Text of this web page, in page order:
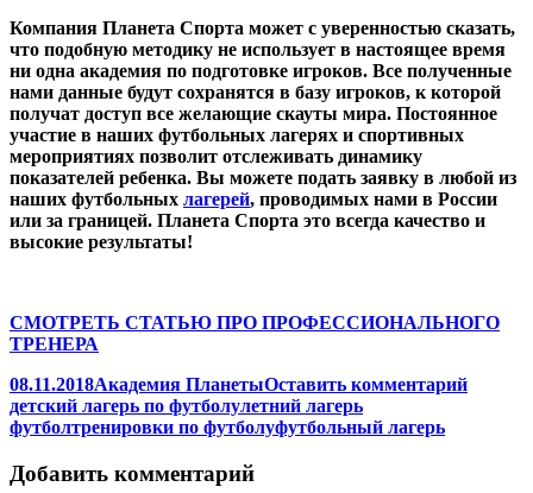
Компания Планета Спорта может с уверенностью сказать,
что подобную методику не использует в настоящее время
ни одна академия по подготовке игроков. Все полученные
нами данные будут сохранятся в базу игроков, к которой
получат доступ все желающие скауты мира. Постоянное
участие в наших футбольных лагерях и спортивных
мероприятиях позволит отслеживать динамику
показателей ребенка. Вы можете подать заявку в любой из
наших футбольных лагерей, проводимых нами в России
или за границей. Планета Спорта это всегда качество и
высокие результаты!
СМОТРЕТЬ СТАТЬЮ ПРО ПРОФЕССИОНАЛЬНОГО
ТРЕНЕРА
08.11.2018Академия ПланетыОставить комментарий
детский лагерь по футболулетний лагерь
футболтренировки по футболуфутбольный лагерь
Добавить комментарий